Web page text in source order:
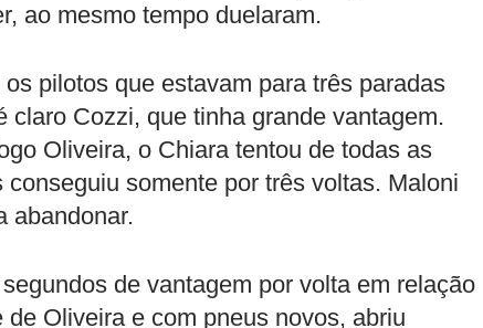
ao mesmo tempo duelaram.
pilotos que estavam para três paradas
Cozzi, que tinha grande vantagem.
Oliveira, o Chiara tentou de todas as
somente por três voltas. Maloni
abandonar.
de vantagem por volta em relação
Oliveira e com pneus novos, abriu